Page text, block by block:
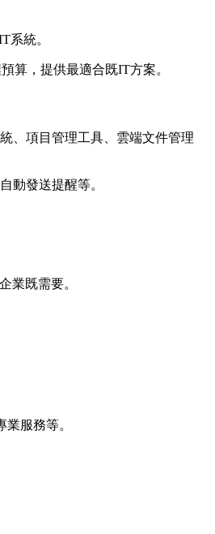
系統。
算，提供最適合既IT方案。
、項目管理工具、雲端文件管理
動發送提醒等。
業既需要。
服務等。